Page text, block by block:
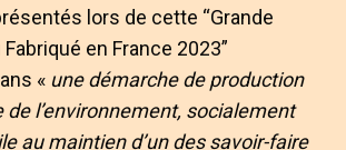
lors de cette “Grande
en France 2023”
« une démarche de production
l’environnement, socialement
au maintien d’un des savoir-faire